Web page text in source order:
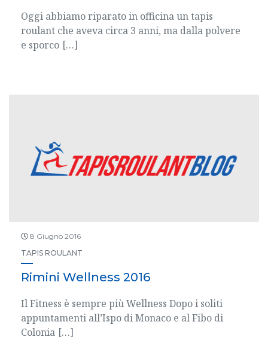
Oggi abbiamo riparato in officina un tapis
roulant che aveva circa 3 anni, ma dalla polvere
e sporco […]
8 Giugno 2016
TAPIS ROULANT
Rimini Wellness 2016
Il Fitness è sempre più Wellness Dopo i soliti
appuntamenti all’Ispo di Monaco e al Fibo di
Colonia […]